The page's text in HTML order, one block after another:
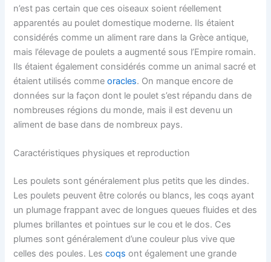
n’est pas certain que ces oiseaux soient réellement
apparentés au poulet domestique moderne. Ils étaient
considérés comme un aliment rare dans la Grèce antique,
mais l’élevage de poulets a augmenté sous l’Empire romain.
Ils étaient également considérés comme un animal sacré et
étaient utilisés commeoracles. On manque encore de
données sur la façon dont le poulet s’est répandu dans de
nombreuses régions du monde, mais il est devenu un
aliment de base dans de nombreux pays.
Caractéristiques physiques et reproduction
Les poulets sont généralement plus petits que les dindes.
Les poulets peuvent être colorés ou blancs, les coqs ayant
un plumage frappant avec de longues queues fluides et des
plumes brillantes et pointues sur le cou et le dos. Ces
plumes sont généralement d’une couleur plus vive que
celles des poules. Lescoqs ont également une grande